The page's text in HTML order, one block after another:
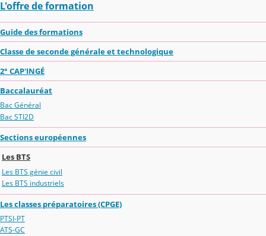
L'offre de formation
Guide des formations
Classe de seconde générale et technologique
2° CAP'INGÉ
Baccalauréat
Bac Général
Bac STI2D
Sections européennes
Les BTS
Les BTS génie civil
Les BTS industriels
Les classes préparatoires (CPGE)
PTSI-PT
ATS-GC